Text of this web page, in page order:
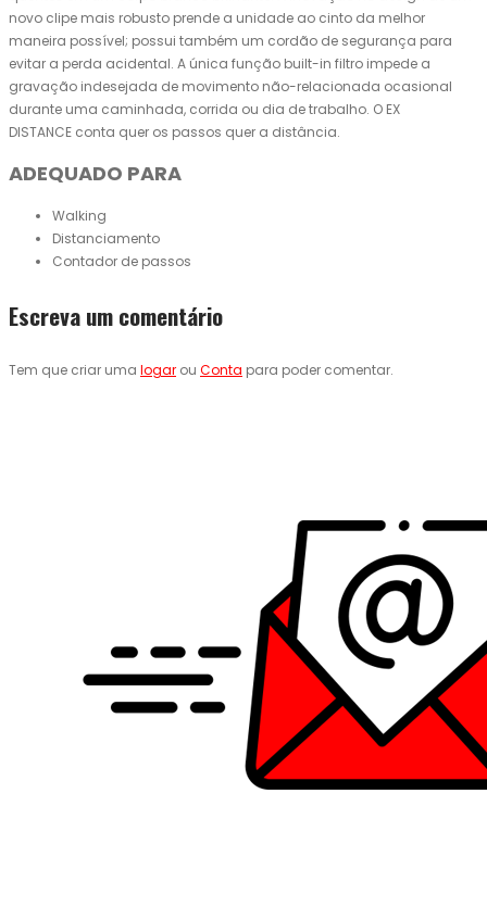
novo clipe mais robusto prende a unidade ao cinto da melhor
maneira possível; possui também um cordão de segurança para
evitar a perda acidental. A única função built-in filtro impede a
gravação indesejada de movimento não-relacionada ocasional
durante uma caminhada, corrida ou dia de trabalho. O EX
DISTANCE conta quer os passos quer a distância.
ADEQUADO PARA
Walking
Distanciamento
Contador de passos
Escreva um comentário
Tem que criar uma logar ou Conta para poder comentar.